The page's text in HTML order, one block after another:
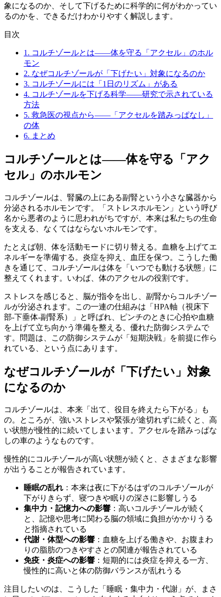
象になるのか、そして下げるために科学的に何がわかってい
るのかを、できるだけわかりやすく解説します。
目次
1. コルチゾールとは——体を守る「アクセル」のホル
モン
2. なぜコルチゾールが「下げたい」対象になるのか
3. コルチゾールには「1日のリズム」がある
4. コルチゾールを下げる科学——研究で示されている
方法
5. 救急医の視点から——「アクセルを踏みっぱなし」
の体
6. まとめ
コルチゾールとは——体を守る「アク
セル」のホルモン
コルチゾールは、腎臓の上にある副腎という小さな臓器から
分泌されるホルモンです。「ストレスホルモン」という呼び
名から悪者のように思われがちですが、本来は私たちの生命
を支える、なくてはならないホルモンです。
たとえば朝、体を活動モードに切り替える。血糖を上げてエ
ネルギーを準備する。炎症を抑え、血圧を保つ。こうした働
きを通じて、コルチゾールは体を「いつでも動ける状態」に
整えてくれます。いわば、体のアクセルの役割です。
ストレスを感じると、脳が指令を出し、副腎からコルチゾー
ルが分泌されます。この一連の仕組みは「HPA軸（視床下
部-下垂体-副腎系）」と呼ばれ、ピンチのときに心拍や血糖
を上げて立ち向かう準備を整える、優れた防御システムで
す。問題は、この防御システムが「短期決戦」を前提に作ら
れている、という点にあります。
なぜコルチゾールが「下げたい」対象
になるのか
コルチゾールは、本来「出て、役目を終えたら下がる」も
の。ところが、強いストレスや緊張が途切れずに続くと、高
い状態が慢性的に続いてしまいます。アクセルを踏みっぱな
しの車のようなものです。
慢性的にコルチゾールが高い状態が続くと、さまざまな影響
が出うることが報告されています。
睡眠の乱れ ：本来は夜に下がるはずのコルチゾールが
下がりきらず、寝つきや眠りの深さに影響しうる
集中力・記憶力への影響 ：高いコルチゾールが続く
と、記憶や思考に関わる脳の領域に負担がかかりうる
と指摘されている
代謝・体型への影響 ：血糖を上げる働きや、お腹まわ
りの脂肪のつきやすさとの関連が報告されている
免疫・炎症への影響 ：短期的には炎症を抑える一方、
慢性的に高いと体の防御バランスが乱れうる
注目したいのは、こうした「睡眠・集中力・代謝」が、まさ